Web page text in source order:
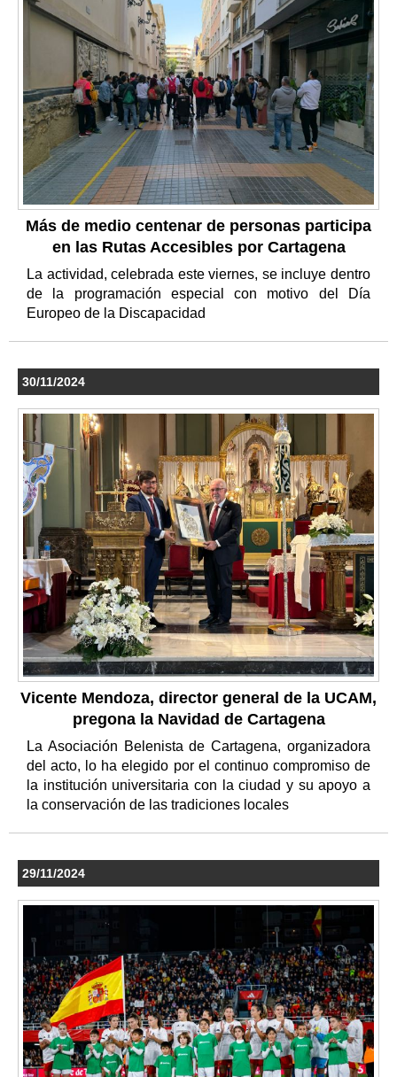
Más de medio centenar de personas participa
en las Rutas Accesibles por Cartagena
La actividad, celebrada este viernes, se incluye dentro
de la programación especial con motivo del Día
Europeo de la Discapacidad
30/11/2024
Vicente Mendoza, director general de la UCAM,
pregona la Navidad de Cartagena
La Asociación Belenista de Cartagena, organizadora
del acto, lo ha elegido por el continuo compromiso de
la institución universitaria con la ciudad y su apoyo a
la conservación de las tradiciones locales
29/11/2024